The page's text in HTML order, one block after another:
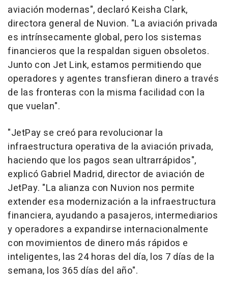
aviación modernas", declaró Keisha Clark,
directora general de Nuvion. "La aviación privada
es intrínsecamente global, pero los sistemas
financieros que la respaldan siguen obsoletos.
Junto con Jet Link, estamos permitiendo que
operadores y agentes transfieran dinero a través
de las fronteras con la misma facilidad con la
que vuelan".
"JetPay se creó para revolucionar la
infraestructura operativa de la aviación privada,
haciendo que los pagos sean ultrarrápidos",
explicó Gabriel Madrid, director de aviación de
JetPay. "La alianza con Nuvion nos permite
extender esa modernización a la infraestructura
financiera, ayudando a pasajeros, intermediarios
y operadores a expandirse internacionalmente
con movimientos de dinero más rápidos e
inteligentes, las 24 horas del día, los 7 días de la
semana, los 365 días del año".